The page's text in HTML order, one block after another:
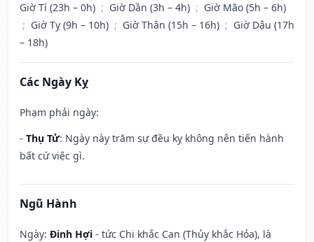
Giờ Tí (23h – 0h) ; Giờ Dần (3h – 4h) ; Giờ Mão (5h – 6h)
; Giờ Tỵ (9h – 10h) ; Giờ Thân (15h – 16h) ; Giờ Dậu (17h
– 18h)
Các Ngày Kỵ
Phạm phải ngày:
- Thụ Tử: Ngày này trăm sự đều kỵ không nên tiến hành
bất cứ việc gì.
Ngũ Hành
Ngày: Đinh Hợi - tức Chi khắc Can (Thủy khắc Hỏa), là